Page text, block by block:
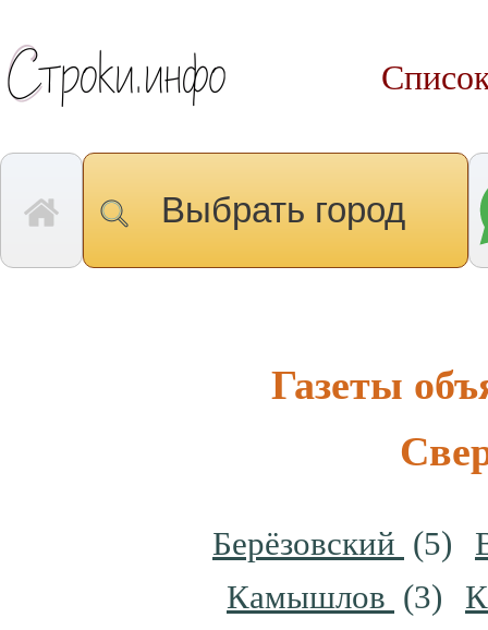
Выбрать город
Газеты
Берёзовский (5)
Камышлов (3)